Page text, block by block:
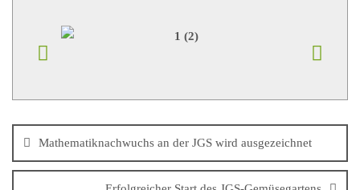
Mathematiknachwuchs an der JGS wird ausgezeichnet